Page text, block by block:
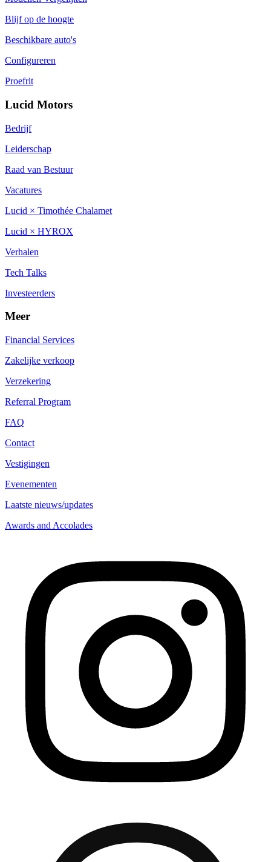
Blijf op de hoogte
Beschikbare auto's
Configureren
Proefrit
Lucid Motors
Bedrijf
Leiderschap
Raad van Bestuur
Vacatures
Lucid × Timothée Chalamet
Lucid × HYROX
Verhalen
Tech Talks
Investeerders
Meer
Financial Services
Zakelijke verkoop
Verzekering
Referral Program
FAQ
Contact
Vestigingen
Evenementen
Laatste nieuws/updates
Awards and Accolades